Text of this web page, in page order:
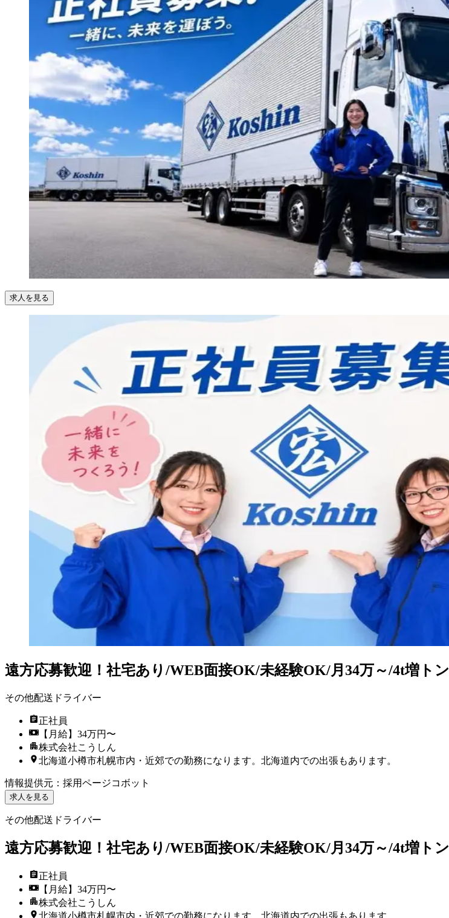
求人を見る
遠方応募歓迎！社宅あり/WEB面接OK/未経験OK/月34万～/4t増トン
その他配送ドライバー
正社員
【月給】34万円〜
株式会社こうしん
北海道小樽市札幌市内・近郊での勤務になります。北海道内での出張もあります。
情報提供元 ： 採用ページコボット
求人を見る
その他配送ドライバー
遠方応募歓迎！社宅あり/WEB面接OK/未経験OK/月34万～/4t増トン
正社員
【月給】34万円〜
株式会社こうしん